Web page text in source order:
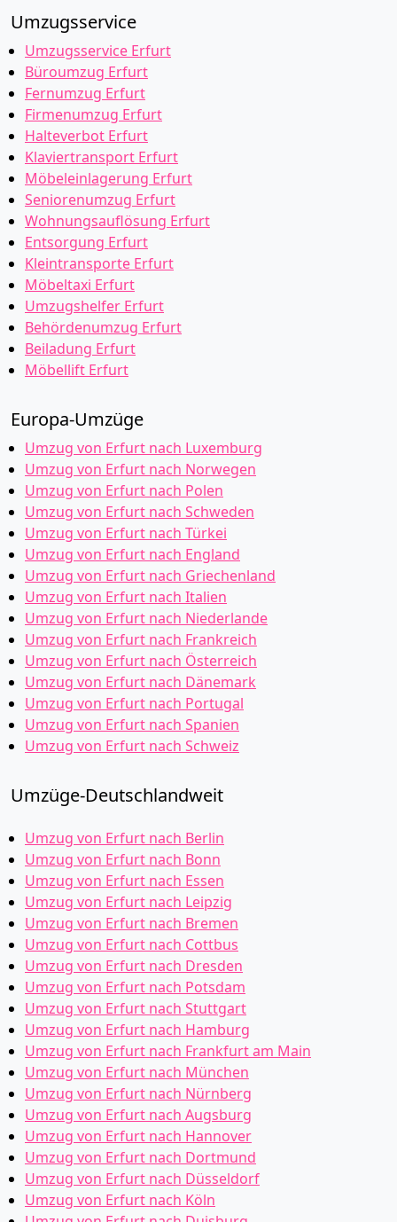
Umzugsservice
Umzugsservice Erfurt
Büroumzug Erfurt
Fernumzug Erfurt
Firmenumzug Erfurt
Halteverbot Erfurt
Klaviertransport Erfurt
Möbeleinlagerung Erfurt
Seniorenumzug Erfurt
Wohnungsauflösung Erfurt
Entsorgung Erfurt
Kleintransporte Erfurt
Möbeltaxi Erfurt
Umzugshelfer Erfurt
Behördenumzug Erfurt
Beiladung Erfurt
Möbellift Erfurt
Europa-Umzüge
Umzug von Erfurt nach Luxemburg
Umzug von Erfurt nach Norwegen
Umzug von Erfurt nach Polen
Umzug von Erfurt nach Schweden
Umzug von Erfurt nach Türkei
Umzug von Erfurt nach England
Umzug von Erfurt nach Griechenland
Umzug von Erfurt nach Italien
Umzug von Erfurt nach Niederlande
Umzug von Erfurt nach Frankreich
Umzug von Erfurt nach Österreich
Umzug von Erfurt nach Dänemark
Umzug von Erfurt nach Portugal
Umzug von Erfurt nach Spanien
Umzug von Erfurt nach Schweiz
Umzüge-Deutschlandweit
Umzug von Erfurt nach Berlin
Umzug von Erfurt nach Bonn
Umzug von Erfurt nach Essen
Umzug von Erfurt nach Leipzig
Umzug von Erfurt nach Bremen
Umzug von Erfurt nach Cottbus
Umzug von Erfurt nach Dresden
Umzug von Erfurt nach Potsdam
Umzug von Erfurt nach Stuttgart
Umzug von Erfurt nach Hamburg
Umzug von Erfurt nach Frankfurt am Main
Umzug von Erfurt nach München
Umzug von Erfurt nach Nürnberg
Umzug von Erfurt nach Augsburg
Umzug von Erfurt nach Hannover
Umzug von Erfurt nach Dortmund
Umzug von Erfurt nach Düsseldorf
Umzug von Erfurt nach Köln